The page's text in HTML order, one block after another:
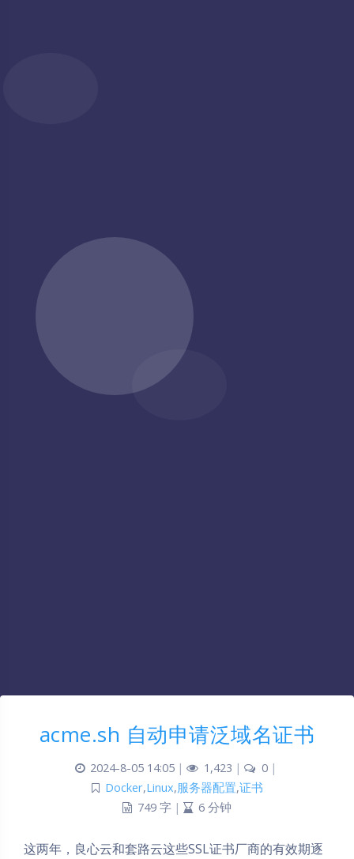
acme.sh 自动申请泛域名证书
2024-8-05 14:05 | 1,423 | 0 |
Docker,Linux,服务器配置,证书
749 字 | 6 分钟
这两年，良心云和套路云这些SSL证书厂商的有效期逐